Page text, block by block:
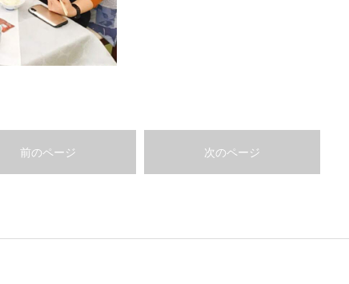
前のページ 次のページ